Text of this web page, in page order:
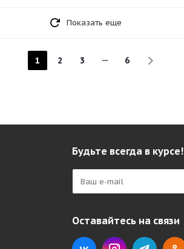
Показать еще
1 2 3 6
Будьте всегда в курсе!
Оставайтесь на связи